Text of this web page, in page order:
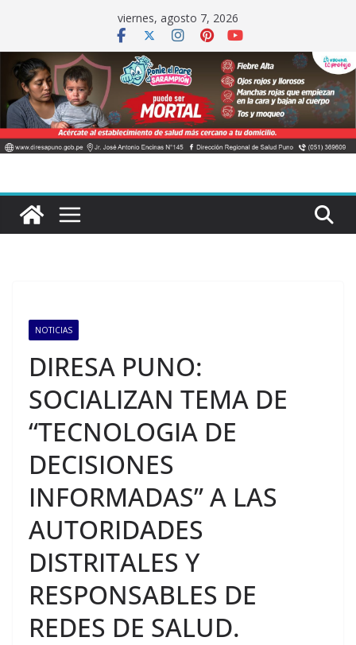
contenido
viernes, agosto 7, 2026
NOTICIAS
DIRESA PUNO:
SOCIALIZAN TEMA DE
“TECNOLOGIA DE
DECISIONES
INFORMADAS” A LAS
AUTORIDADES
DISTRITALES Y
RESPONSABLES DE
REDES DE SALUD.